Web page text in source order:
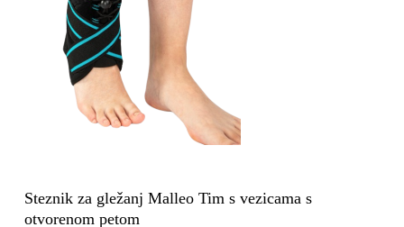
Steznik za gležanj Malleo Tim s vezicama s
otvorenom petom